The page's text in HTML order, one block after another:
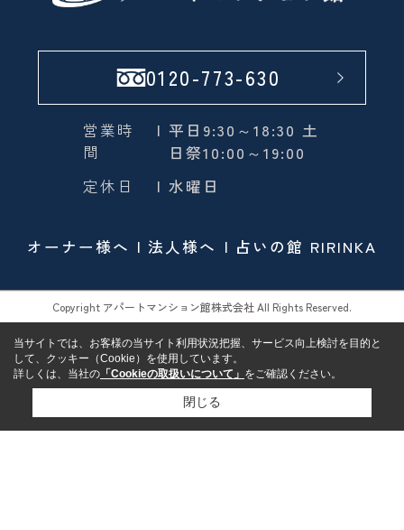
0120-773-630
営業時
間
| 平日9:30～18:30 土
日祭10:00～19:00
定休日
| 水曜日
オーナー様へ 法人様へ 占いの館 RIRINKA
Copyright アパートマンション館株式会社 All Rights Reserved.
当サイトでは、お客様の当サイト利用状況把握、サービス向上検討を目的と
して、クッキー（Cookie）を使用しています。
詳しくは、当社の 「Cookieの取扱いについて」 をご確認ください。
閉じる